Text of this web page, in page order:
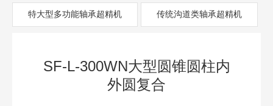
特大型多功能轴承超精机 传统沟道类轴承超精机
SF-L-300WN大型圆锥圆柱内
外圆复合